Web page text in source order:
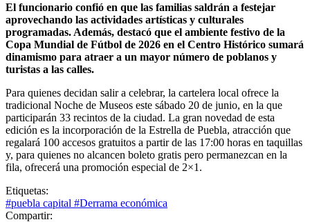
El funcionario confió en que las familias saldrán a festejar
aprovechando las actividades artísticas y culturales
programadas. Además, destacó que el ambiente festivo de la
Copa Mundial de Fútbol de 2026 en el Centro Histórico sumará
dinamismo para atraer a un mayor número de poblanos y
turistas a las calles.
Para quienes decidan salir a celebrar, la cartelera local ofrece la
tradicional Noche de Museos este sábado 20 de junio, en la que
participarán 33 recintos de la ciudad. La gran novedad de esta
edición es la incorporación de la Estrella de Puebla, atracción que
regalará 100 accesos gratuitos a partir de las 17:00 horas en taquillas
y, para quienes no alcancen boleto gratis pero permanezcan en la
fila, ofrecerá una promoción especial de 2×1.
Etiquetas:
#puebla capital #Derrama económica
Compartir: